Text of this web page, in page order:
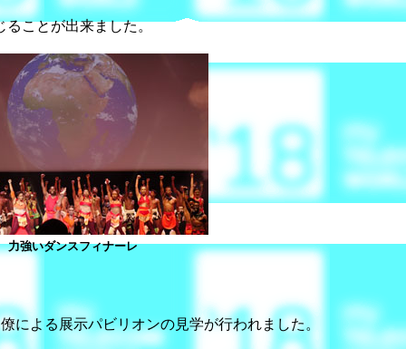
ることが出来ました。
力強いダンスフィナーレ
による展示パビリオンの見学が行われました。